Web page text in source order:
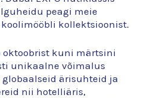
peagi meie
kollektsioonist.
oktoobrist kuni märtsini
unikaalne võimalus
ärisuhteid ja
nii hotelliäris,